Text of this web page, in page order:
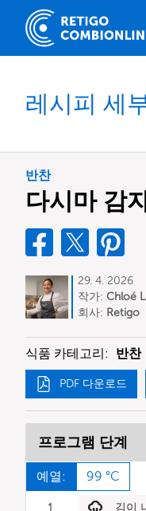
레시피 세
반찬
다시마 감
29. 4. 2026
작가: Chloé
회사: Retigo
식품 카테고리: 반찬
PDF 다운로드
프로그램 단계
예열: 99 °C
김이